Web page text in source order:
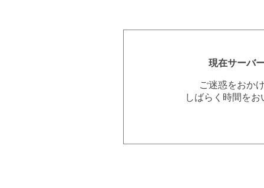
現在サーバ
ご迷惑をおか
しばらく時間を